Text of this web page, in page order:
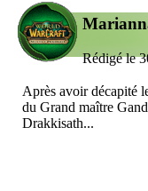
Rédigé le
Après avoir décapité
du Grand maître
Drakkisath...